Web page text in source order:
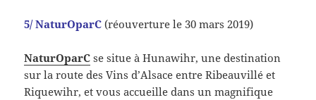
5/ NaturOparC (réouverture le 30 mars 2019)
NaturOparC se situe à Hunawihr, une destination
sur la route des Vins d’Alsace entre Ribeauvillé et
Riquewihr, et vous accueille dans un magnifique